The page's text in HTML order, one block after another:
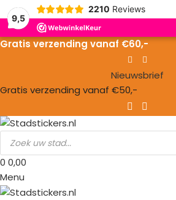
9,5
2210 Reviews
Skip to navigation
Skip to main content
Gratis verzending vanaf €60,-
Nieuwsbrief
Gratis verzending vanaf €50,-
0 0,00
Menu